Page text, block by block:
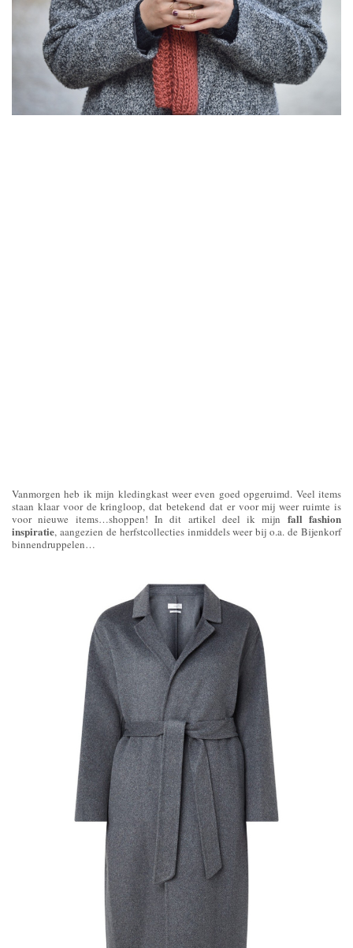
Vanmorgen heb ik mijn kledingkast weer even goed opgeruimd. Veel items
staan klaar voor de kringloop, dat betekend dat er voor mij weer ruimte is
voor nieuwe items…shoppen! In dit artikel deel ik mijn fall fashion
inspiratie, aangezien de herfstcollecties inmiddels weer bij o.a. de Bijenkorf
binnendruppelen…